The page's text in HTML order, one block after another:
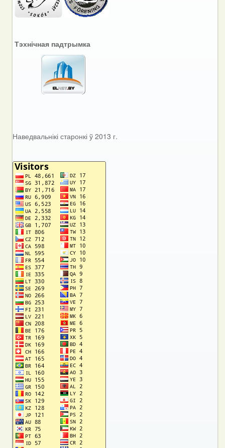
Тэхнічная падтрымка
Наведвальнікі старонкі ў 2013 г.